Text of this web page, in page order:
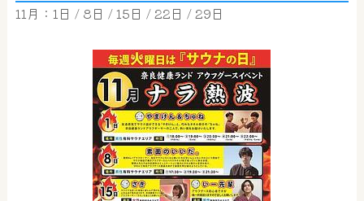
11月：1日 / 8日 / 15日 / 22日 / 29日
AIコンシェルジュ
オンライン
奈良健康ランド AIコンシェルジュです。
ご質問をお伺いします。